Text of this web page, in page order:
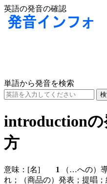
英語の発音の確認
単語から発音を検索
introduction
方
意味： [名] 1
（…への）
れ；（商品の）発表；提唱